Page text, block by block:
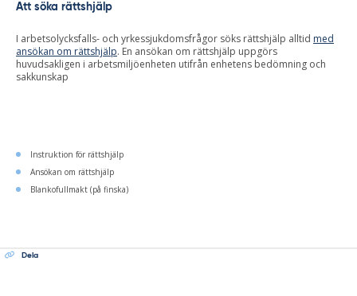
Att söka rättshjälp
I arbetsolycksfalls- och yrkessjukdomsfrågor söks rättshjälp alltid med
ansökan om rättshjälp. En ansökan om rättshjälp uppgörs
huvudsakligen i arbetsmiljöenheten utifrån enhetens bedömning och
sakkunskap
Instruktion för rättshjälp
Ansökan om rättshjälp
Blankofullmakt (på finska)
Dela